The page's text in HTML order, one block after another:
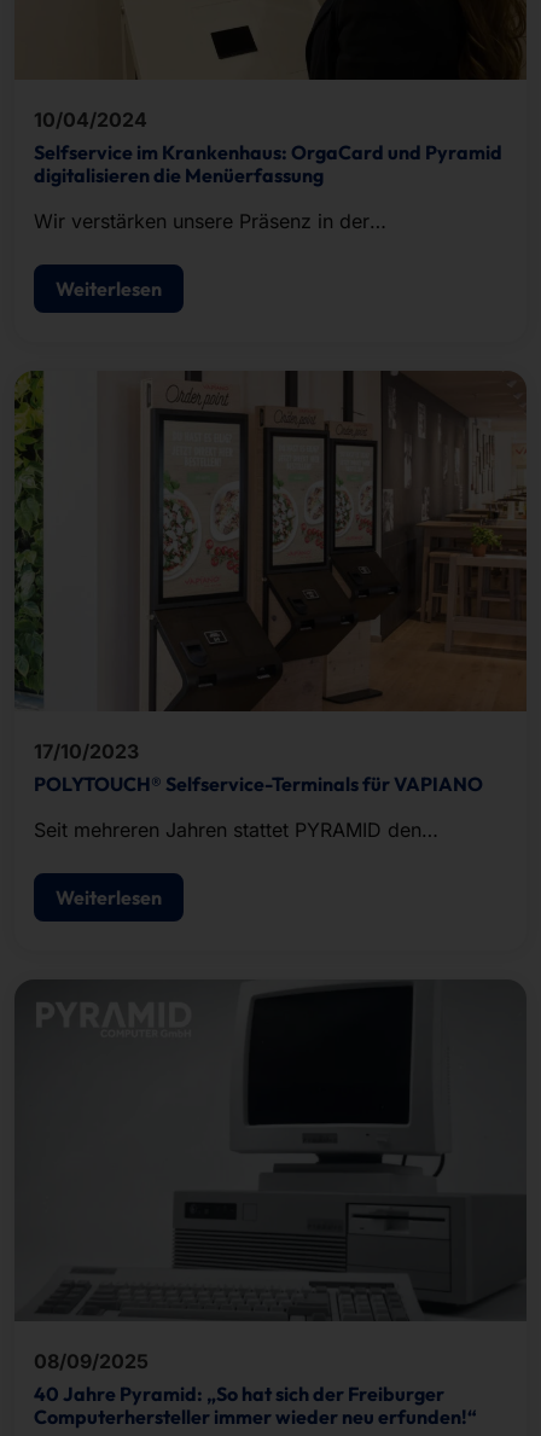
10/04/2024
Selfservice im Krankenhaus: OrgaCard und Pyramid
digitalisieren die Menüerfassung
Wir verstärken unsere Präsenz in der
Weiterlesen
17/10/2023
POLYTOUCH® Selfservice-Terminals für VAPIANO
Seit mehreren Jahren stattet PYRAMID den
PASSPORT 32 Self-Ordering-Lösungen aus.
Weiterlesen
08/09/2025
40 Jahre Pyramid: „So hat sich der Freiburger
Computerhersteller immer wieder neu erfunden!“